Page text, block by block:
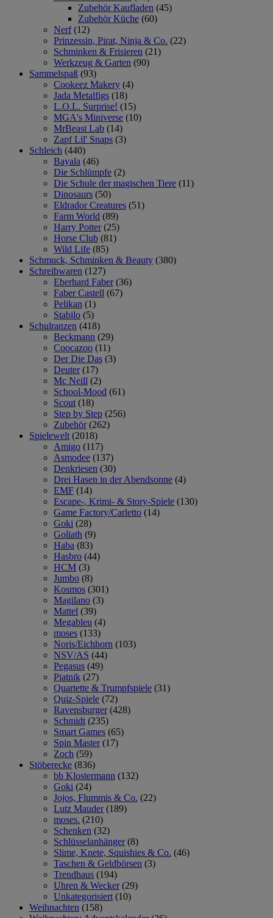
Zubehör Kaufladen (45)
Zubehör Küche (60)
Nerf (12)
Prinzessin, Pirat, Ninja & Co. (22)
Schminken & Frisieren (21)
Werkzeug & Garten (90)
Sammelspaß (93)
Cookeez Makery (4)
Jada Metalfigs (18)
L.O.L. Surprise! (15)
MGA's Miniverse (10)
MrBeast Lab (14)
Zapf Lil' Snaps (3)
Schleich (440)
Bayala (46)
Die Schlümpfe (2)
Die Schule der magischen Tiere (11)
Dinosaurs (50)
Eldrador Creatures (51)
Farm World (89)
Harry Potter (25)
Horse Club (81)
Wild Life (85)
Schmuck, Schminken & Beauty (380)
Schreibwaren (127)
Eberhard Faber (36)
Faber Castell (67)
Pelikan (1)
Stabilo (5)
Schulranzen (418)
Beckmann (29)
Coocazoo (11)
Der Die Das (3)
Deuter (17)
Mc Neill (2)
School-Mood (61)
Scout (18)
Step by Step (256)
Zubehör (262)
Spielewelt (2018)
Amigo (117)
Asmodee (137)
Denkriesen (30)
Drei Hasen in der Abendsonne (4)
EMF (14)
Escape-, Krimi- & Story-Spiele (130)
Game Factory/Carletto (14)
Goki (28)
Goliath (9)
Haba (83)
Hasbro (44)
HCM (3)
Jumbo (8)
Kosmos (301)
Magilano (3)
Mattel (39)
Megableu (4)
moses (133)
Noris/Eichhorn (103)
NSV/AS (44)
Pegasus (49)
Piatnik (27)
Quartette & Trumpfspiele (31)
Quiz-Spiele (72)
Ravensburger (428)
Schmidt (235)
Smart Games (65)
Spin Master (17)
Zoch (59)
Stöberecke (836)
bb Klostermann (132)
Goki (24)
Jojos, Flummis & Co. (22)
Lutz Mauder (189)
moses. (210)
Schenken (32)
Schlüsselanhänger (8)
Slime, Knete, Squishies & Co. (46)
Taschen & Geldbörsen (3)
Trendhaus (194)
Uhren & Wecker (29)
Unkategorisiert (10)
Weihnachten (158)